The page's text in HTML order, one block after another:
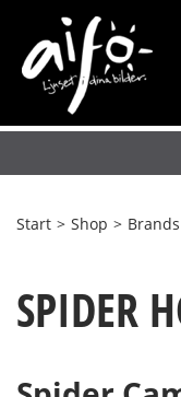
Start > Shop > Brands
SPIDER